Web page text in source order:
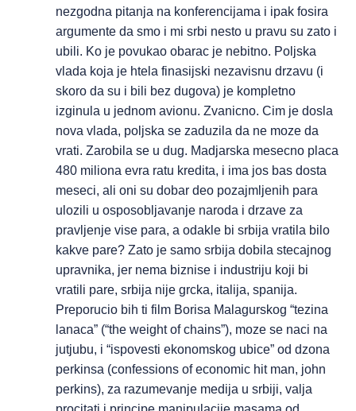
nezgodna pitanja na konferencijama i ipak fosira
argumente da smo i mi srbi nesto u pravu su zato i
ubili. Ko je povukao obarac je nebitno. Poljska
vlada koja je htela finasijski nezavisnu drzavu (i
skoro da su i bili bez dugova) je kompletno
izginula u jednom avionu. Zvanicno. Cim je dosla
nova vlada, poljska se zaduzila da ne moze da
vrati. Zarobila se u dug. Madjarska mesecno placa
480 miliona evra ratu kredita, i ima jos bas dosta
meseci, ali oni su dobar deo pozajmljenih para
ulozili u osposobljavanje naroda i drzave za
pravljenje vise para, a odakle bi srbija vratila bilo
kakve pare? Zato je samo srbija dobila stecajnog
upravnika, jer nema biznise i industriju koji bi
vratili pare, srbija nije grcka, italija, spanija.
Preporucio bih ti film Borisa Malagurskog “tezina
lanaca” (“the weight of chains”), moze se naci na
jutjubu, i “ispovesti ekonomskog ubice” od dzona
perkinsa (confessions of economic hit man, john
perkins), za razumevanje medija u srbiji, valja